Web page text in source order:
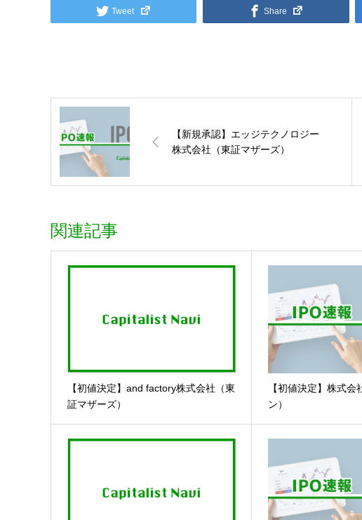
Tweet Share
【新規承認】エッジテクノロジー
株式会社（東証マザーズ）
関連記事
【初値決定】and factory株式会社（東
証マザーズ）
【初値決定】株式会
ン）